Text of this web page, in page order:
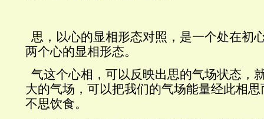
思，以心的显相形态对照，是一个处在初
两个心的显相形态。
气这个心相，可以反映出思的气场状态，
大的气场，可以把我们的气场能量经此相
不思饮食。